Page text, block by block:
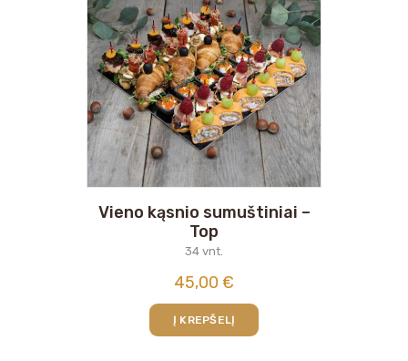
Vieno kąsnio sumuštiniai –
Top
34 vnt.
45,00 €
Į KREPŠELĮ